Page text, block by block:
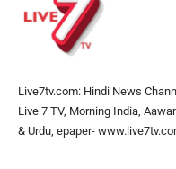
Live7tv.com: Hindi News
Live 7 TV, Morning India,
& Urdu, epaper-